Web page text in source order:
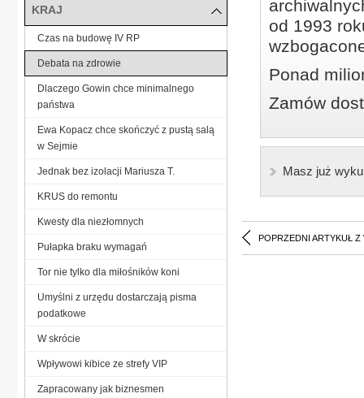
od 1993
Ponad
Zamów
Masz już
POPRZEDNI ARTYKUŁ Z
KRAJ
Czas na budowę IV RP
Debata na zdrowie
Dlaczego Gowin chce minimalnego
państwa
Ewa Kopacz chce skończyć z pustą salą
w Sejmie
Jednak bez izolacji Mariusza T.
KRUS do remontu
Kwesty dla niezłomnych
Pułapka braku wymagań
Tor nie tylko dla miłośników koni
Umyślni z urzędu dostarczają pisma
podatkowe
W skrócie
Wpływowi kibice ze strefy VIP
Zapracowany jak biznesmen